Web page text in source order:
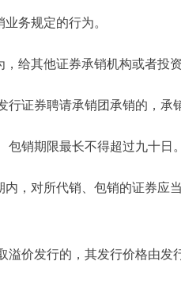
业务规定的行为。
，给其他证券承销机构或者投
行证券聘请承销团承销的，承
包销期限最长不得超过九十日
内，对所代销、包销的证券应
溢价发行的，其发行价格由发